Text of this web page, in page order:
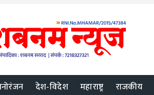
देश-विदेश महाराष्ट्र राजकीय